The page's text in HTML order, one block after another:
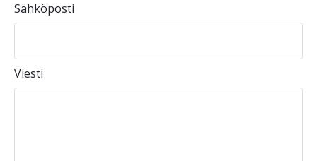
Sähköposti
Viesti